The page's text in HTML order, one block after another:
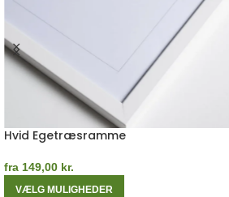
Hvid Egetræsramme
fra 149,00 kr.
VÆLG MULIGHEDER